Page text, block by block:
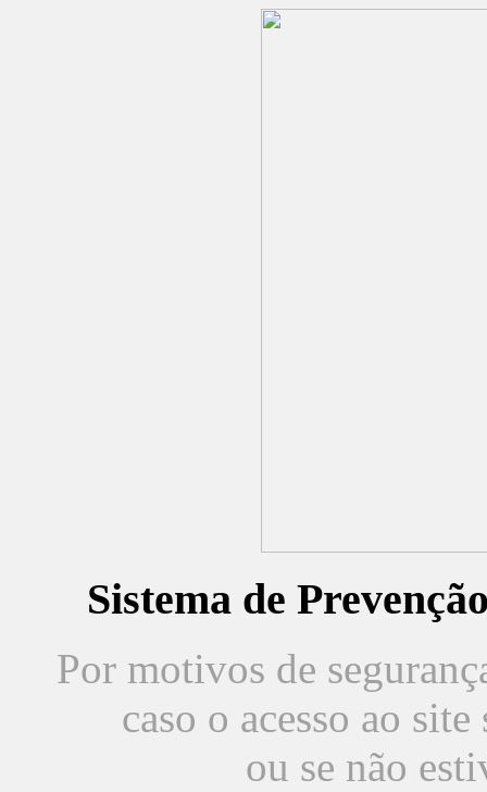
Sistema de
Por motivos de
caso o acesso ao
ou se não